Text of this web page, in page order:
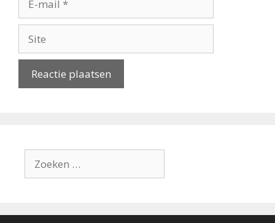
mail
naar: